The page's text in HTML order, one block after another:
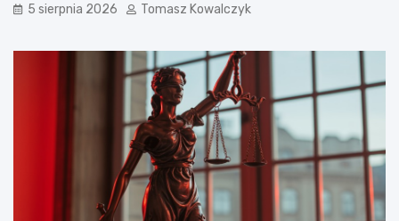
5 sierpnia 2026 Tomasz Kowalczyk